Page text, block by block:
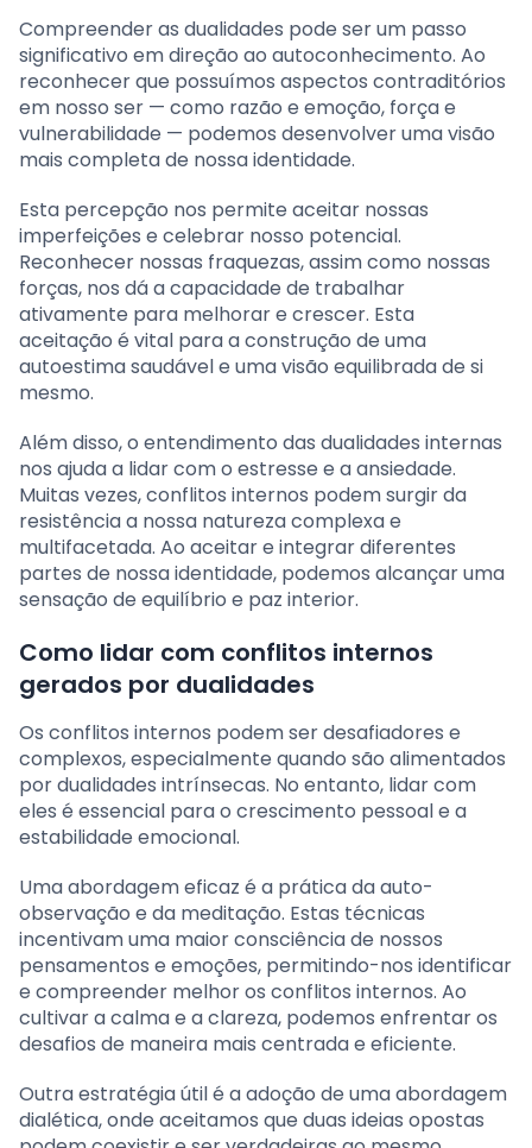
Compreender as dualidades pode ser um passo
significativo em direção ao autoconhecimento. Ao
reconhecer que possuímos aspectos contraditórios
em nosso ser — como razão e emoção, força e
vulnerabilidade — podemos desenvolver uma visão
mais completa de nossa identidade.
Esta percepção nos permite aceitar nossas
imperfeições e celebrar nosso potencial.
Reconhecer nossas fraquezas, assim como nossas
forças, nos dá a capacidade de trabalhar
ativamente para melhorar e crescer. Esta
aceitação é vital para a construção de uma
autoestima saudável e uma visão equilibrada de si
mesmo.
Além disso, o entendimento das dualidades internas
nos ajuda a lidar com o estresse e a ansiedade.
Muitas vezes, conflitos internos podem surgir da
resistência a nossa natureza complexa e
multifacetada. Ao aceitar e integrar diferentes
partes de nossa identidade, podemos alcançar uma
sensação de equilíbrio e paz interior.
Como lidar com conflitos internos
gerados por dualidades
Os conflitos internos podem ser desafiadores e
complexos, especialmente quando são alimentados
por dualidades intrínsecas. No entanto, lidar com
eles é essencial para o crescimento pessoal e a
estabilidade emocional.
Uma abordagem eficaz é a prática da auto-
observação e da meditação. Estas técnicas
incentivam uma maior consciência de nossos
pensamentos e emoções, permitindo-nos identificar
e compreender melhor os conflitos internos. Ao
cultivar a calma e a clareza, podemos enfrentar os
desafios de maneira mais centrada e eficiente.
Outra estratégia útil é a adoção de uma abordagem
dialética, onde aceitamos que duas ideias opostas